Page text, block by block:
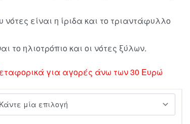
νότες είναι η ίριδα και το τριαντάφυλλο
το ηλιοτρόπιο και οι νότες ξύλων.
για αγορές άνω των 30 Ευρώ